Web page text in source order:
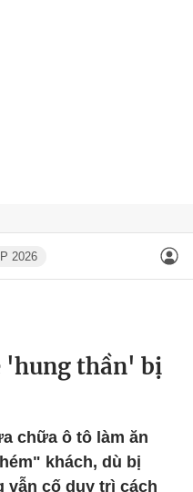
2026
'hung thần' bị
chữa ô tô làm ăn
khách, dù bị
vẫn cố duy trì cách